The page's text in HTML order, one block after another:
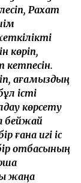
Рахат
көріп,
ағамыздың
істі
көрсету
бейжай
ғана игі іс
отбасының
жаңа